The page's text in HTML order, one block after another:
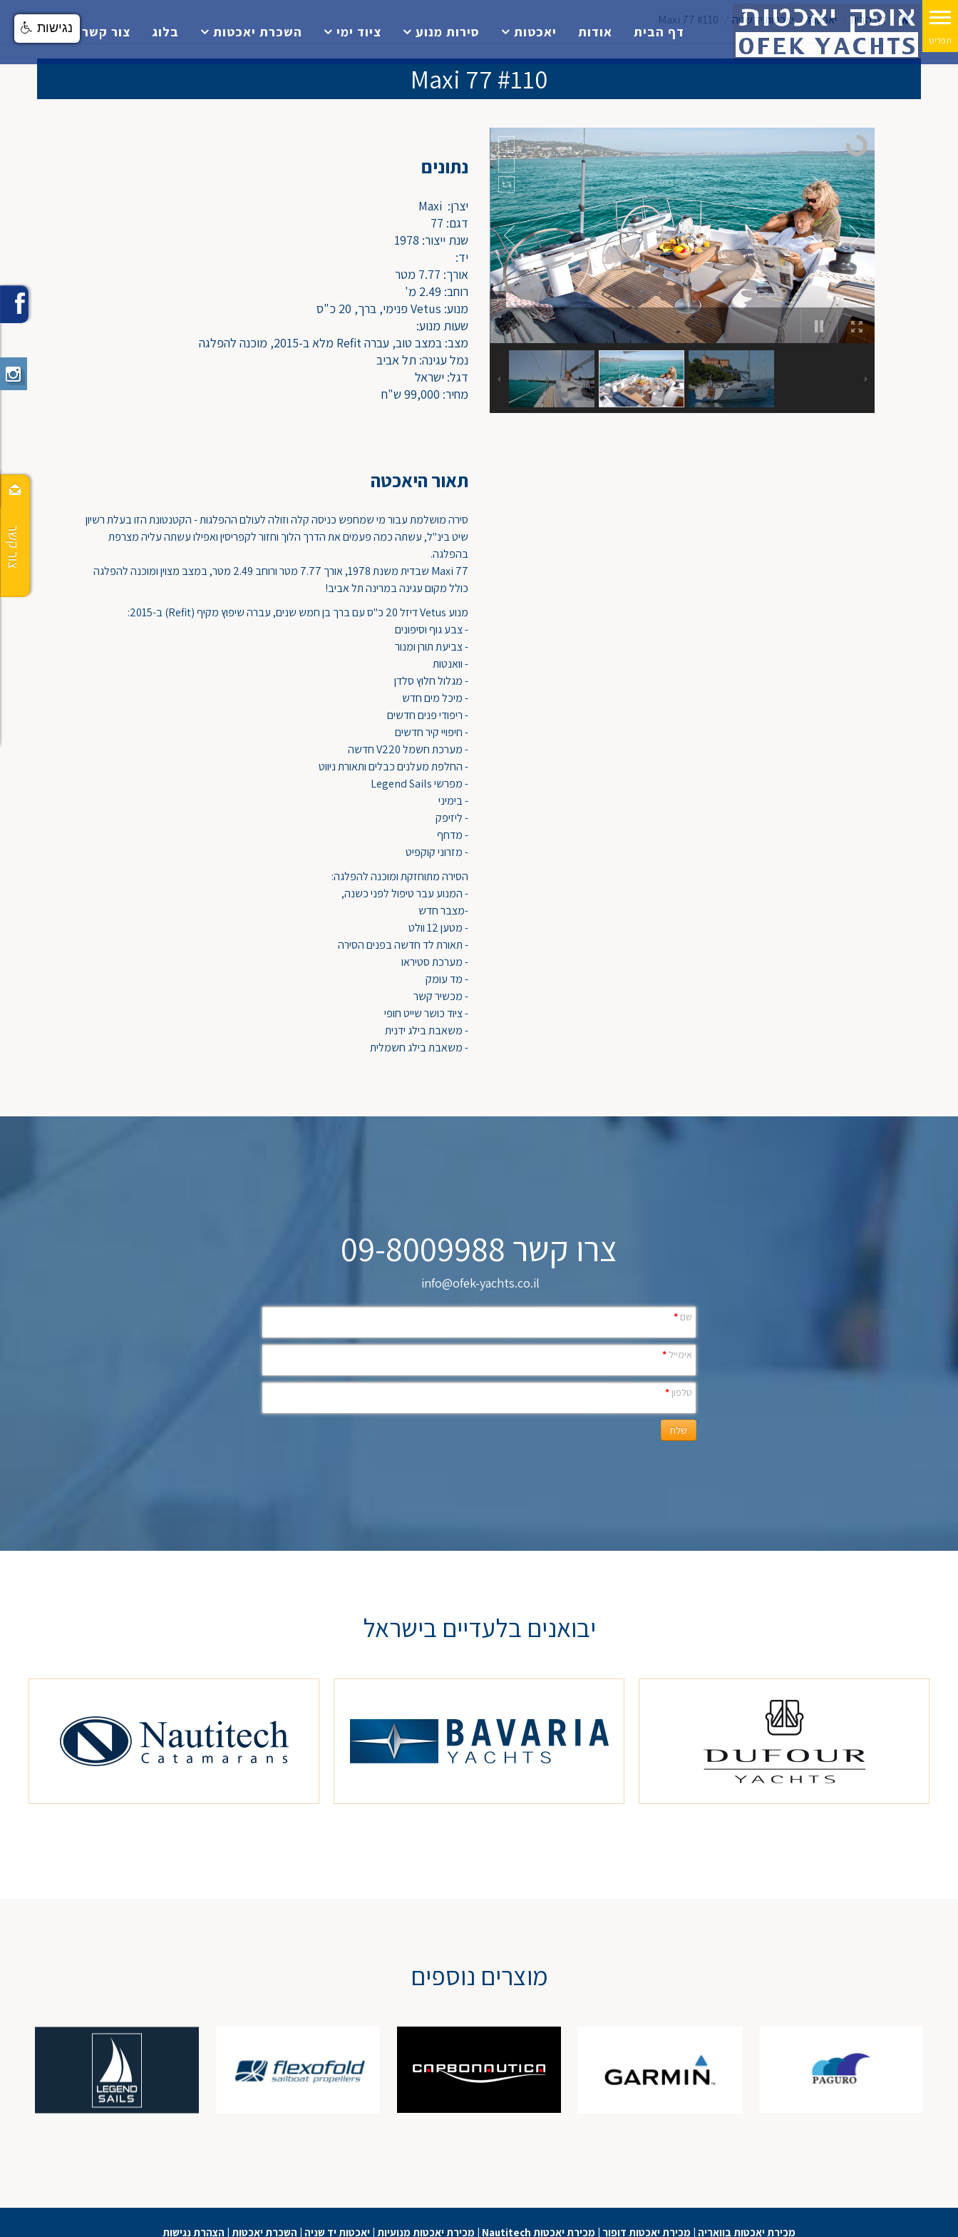
דף הבית אודות יאכטות סירות מנוע ציוד ימי השכרת יאכטות בלוג צור קשר
דף הבית יאכטות יאכטות יד שניה Maxi 77 #110
Maxi 77 #110
נתונים
יצרן: Maxi
דגם: 77
שנת ייצור: 1978
יד:
אורך: 7.77 מטר
רוחב: 2.49 מ'
מנוע: Vetus פנימי, ברך, 20 כ"ס
שעות מנוע:
מצב: במצב טוב, עברה Refit מלא ב-2015, מוכנה להפלגה
נמל עגינה: תל אביב
דגל: ישראל
מחיר: 99,000 ש"ח
תאור היאכטה
סירה מושלמת עבור מי שמחפש כניסה קלה וזולה לעולם ההפלגות - הקטנטונת הזו בעלת רשיון
שיט בינ"ל, עשתה כמה פעמים את הדרך הלוך וחזור לקפריסין ואפילו עשתה עליה מצרפת
בהפלגה.
Maxi 77 שבדית משנת 1978, אורך 7.77 מטר ורוחב 2.49 מטר, במצב מצוין ומוכנה להפלגה
כולל מקום עגינה במרינה תל אביב!
מנוע Vetus דיזל 20 כ"ס עם ברך בן חמש שנים, עברה שיפוץ מקיף (Refit) ב-2015:
- צבע גוף וסיפונים
- צביעת תורן ומנור
- וואנטות
- מגלול חלוץ סלדן
- מיכל מים חדש
- ריפודי פנים חדשים
- חיפויי קיר חדשים
- מערכת חשמל V220 חדשה
- החלפת מעלנים כבלים ותאורת ניווט
- מפרשי Legend Sails
- בימיני
- ליזיפק
- מדחף
- מזרוני קוקפיט
הסירה מתוחזקת ומוכנה להפלגה:
- המנוע עבר טיפול לפני כשנה,
-מצבר חדש
- מטען 12 וולט
- תאורת לד חדשה בפנים הסירה
- מערכת סטיראו
- מד עומק
- מכשיר קשר
- ציוד כושר שייט חופי
- משאבת בילג ידנית
- משאבת בילג חשמלית
צרו קשר 09-8009988
info@ofek-yachts.co.il
שם *
אימייל *
טלפון *
שלח
יבואנים בלעדיים בישראל
מוצרים נוספים
מכירת יאכטות בוואריה | מכירת יאכטות דופור | מכירת יאכטות Nautitech | מכירת יאכטות מנועיות | יאכטות יד שניה | השכרת יאכטות | הצהרת נגישות
צור קשר
נגישות